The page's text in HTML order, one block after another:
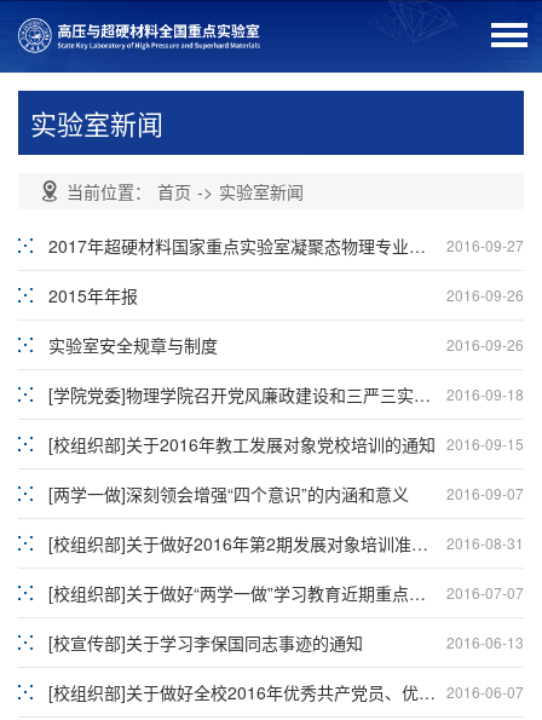
实验室新闻
当前位置： 首页 -> 实验室新闻
2017年超硬材料国家重点实验室凝聚态物理专业招生说明 2016-09-27
2015年年报 2016-09-26
实验室安全规章与制度 2016-09-26
[学院党委]物理学院召开党风廉政建设和三严三实整改专项督查与调研汇报会 2016-09-18
[校组织部]关于2016年教工发展对象党校培训的通知 2016-09-15
[两学一做]深刻领会增强“四个意识”的内涵和意义 2016-09-07
[校组织部]关于做好2016年第2期发展对象培训准备工作的通知 2016-08-31
[校组织部]关于做好“两学一做”学习教育近期重点工作的通知 2016-07-07
[校宣传部]关于学习李保国同志事迹的通知 2016-06-13
[校组织部]关于做好全校2016年优秀共产党员、优秀党务工作者、先进基层党组织评选表彰工作的通知 2016-06-07